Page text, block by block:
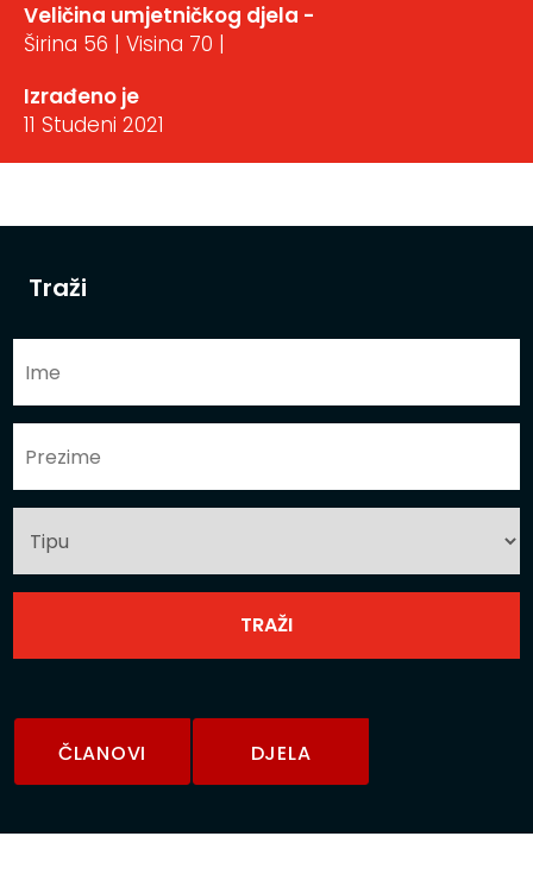
Traži
ČLANOVI DJELA
Veličina umjetničkog djela -
Širina 56 | Visina 70 |
Izrađeno je
11 Studeni 2021